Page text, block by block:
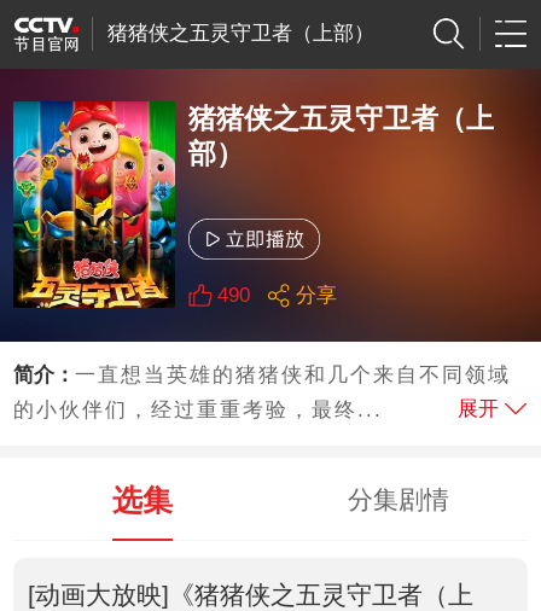
猪猪侠之五灵守卫者（上部）
猪猪侠之五灵守卫者（上
部）
490 分享
简介：一直想当英雄的猪猪侠和几个来自不同领域
的小伙伴们，经过重重考验，最终...
展开
选集 分集剧情
[动画大放映]《猪猪侠之五灵守卫者（上